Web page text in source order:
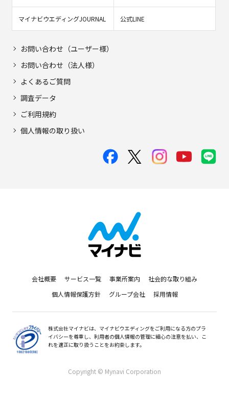
マイナビウエディングJOURNAL 公式LINE
お問い合わせ（ユーザー様）
お問い合わせ（法人様）
よくあるご質問
調査データ
ご利用規約
個人情報の取り扱い
会社概要 サービス一覧 事業所案内
社会的な取り組み
個人情報保護方針
グループ会社 採用情報
株式会社マイナビは、マイナビウエディングをご利用になる方のプラ
イバシーを尊重し、利用者の個人情報の管理に細心の注意を払い、こ
れを適正に取り扱うことをお約束します。
Copyright © Mynavi Corporation